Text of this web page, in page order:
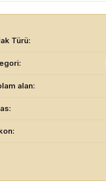
Türü:
alan: